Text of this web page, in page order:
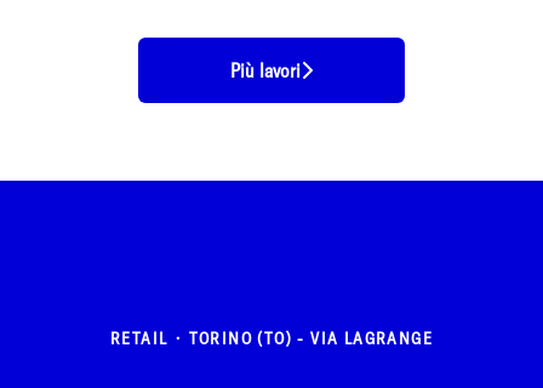
Più lavori
RETAIL · TORINO (TO) - VIA LAGRANGE